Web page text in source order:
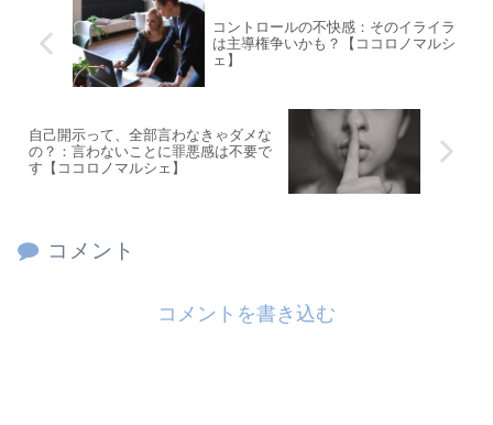
コントロールの不快感：そのイライラ
は主導権争いかも？【ココロノマルシ
ェ】
自己開示って、全部言わなきゃダメな
の？：言わないことに罪悪感は不要で
す【ココロノマルシェ】
コメント
コメントを書き込む